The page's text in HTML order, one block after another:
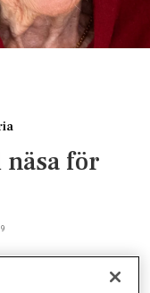
näsa för